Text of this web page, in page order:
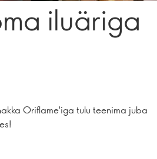
iluäriga
Oriflame'iga tulu teenima juba